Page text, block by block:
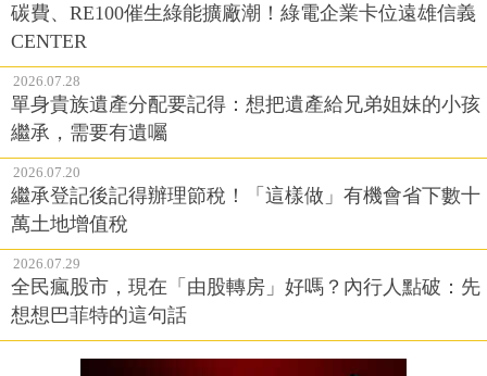
碳費、RE100催生綠能擴廠潮！綠電企業卡位遠雄信義
CENTER
2026.07.28
單身貴族遺產分配要記得：想把遺產給兄弟姐妹的小孩
繼承，需要有遺囑
2026.07.20
繼承登記後記得辦理節稅！「這樣做」有機會省下數十
萬土地增值稅
2026.07.29
全民瘋股市，現在「由股轉房」好嗎？內行人點破：先
想想巴菲特的這句話